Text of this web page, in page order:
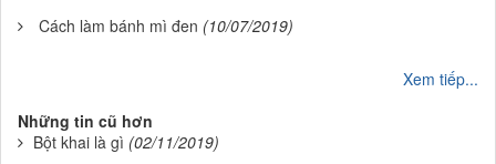
Cách làm bánh mì đen (10/07/2019)
Xem tiếp...
Những tin cũ hơn
Bột khai là gì (02/11/2019)